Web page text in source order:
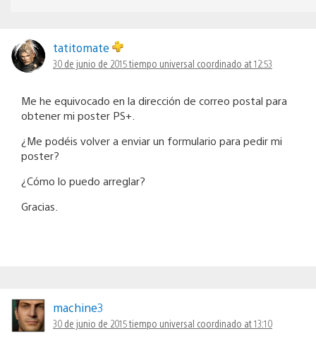
tatitomate
30 de junio de 2015 tiempo universal coordinado at 12:53
Me he equivocado en la dirección de correo postal para
obtener mi poster PS+.
¿Me podéis volver a enviar un formulario para pedir mi
poster?
¿Cómo lo puedo arreglar?
Gracias.
machine3
30 de junio de 2015 tiempo universal coordinado at 13:10